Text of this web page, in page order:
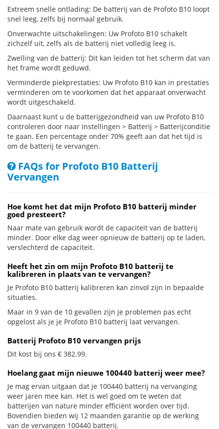
Extreem snelle ontlading: De batterij van de Profoto B10 loopt
snel leeg, zelfs bij normaal gebruik.
Onverwachte uitschakelingen: Uw Profoto B10 schakelt
zichzelf uit, zelfs als de batterij niet volledig leeg is.
Zwelling van de batterij: Dit kan leiden tot het scherm dat van
het frame wordt geduwd.
Verminderde piekprestaties: Uw Profoto B10 kan in prestaties
verminderen om te voorkomen dat het apparaat onverwacht
wordt uitgeschakeld.
Daarnaast kunt u de batterijgezondheid van uw Profoto B10
controleren door naar Instellingen > Batterij > Batterijconditie
te gaan. Een percentage onder 70% geeft aan dat het tijd is
om de batterij te vervangen.
FAQs for Profoto B10 Batterij
Vervangen
Hoe komt het dat mijn Profoto B10 batterij minder
goed presteert?
Naar mate van gebruik wordt de capaciteit van de batterij
minder. Door elke dag weer opnieuw de batterij op te laden,
verslechterd de capaciteit.
Heeft het zin om mijn Profoto B10 batterij te
kalibreren in plaats van te vervangen?
Je Profoto B10 batterij kalibreren kan zinvol zijn in bepaalde
situaties.
Maar in 9 van de 10 gevallen zijn je problemen pas echt
opgelost als je je Profoto B10 batterij laat vervangen.
Batterij Profoto B10 vervangen prijs
Dit kost bij ons € 382.99.
Hoelang gaat mijn nieuwe 100440 batterij weer mee?
Je mag ervan uitgaan dat je 100440 batterij na vervanging
weer jaren mee kan. Het is wel goed om te weten dat
batterijen van nature minder efficiënt worden over tijd.
Bovendien bieden wij 12 maanden garantie op de werking
van de vervangen 100440 batterij.